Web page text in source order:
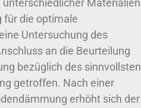
Materialien
für die optimale
Untersuchung des
an die Beurteilung
bezüglich des sinnvollsten
getroffen. Nach einer
erhöht sich der